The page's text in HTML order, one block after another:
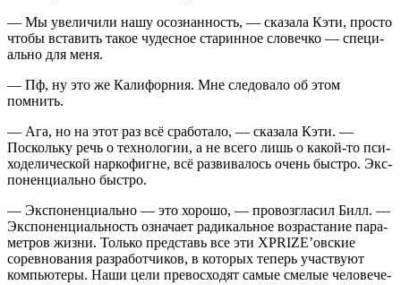
— Мы уве­ли­чи­ли нашу осо­знан­ность, — ска­за­ла Кэти, про­сто
что­бы вста­вить такое чудес­ное ста­рин­ное сло­веч­ко — спе­ци­
аль­но для меня.
— Пф, ну это же Кали­фор­ния. Мне сле­до­ва­ло об этом
помнить.
— Ага, но на этот раз всё сра­бо­та­ло, — ска­за­ла Кэти. —
Посколь­ку речь о тех­но­ло­гии, а не все­го лишь о какой-то пси­
хо­де­ли­че­ской нар­ко­фигне, всё раз­ви­ва­лось очень быст­ро. Экс­
по­нен­ци­аль­но быстро.
— Экс­по­нен­ци­аль­но — это хоро­шо, — про­воз­гла­сил Билл. —
Экс­по­нен­ци­аль­ность озна­ча­ет ради­каль­ное воз­рас­та­ние пара­
мет­ров жиз­ни. Толь­ко пред­ставь все эти XPRIZE’овские
сорев­но­ва­ния раз­ра­бот­чи­ков, в кото­рых теперь участ­ву­ют
ком­пью­те­ры. Наши цели пре­вос­хо­дят самые сме­лые чело­ве­че­